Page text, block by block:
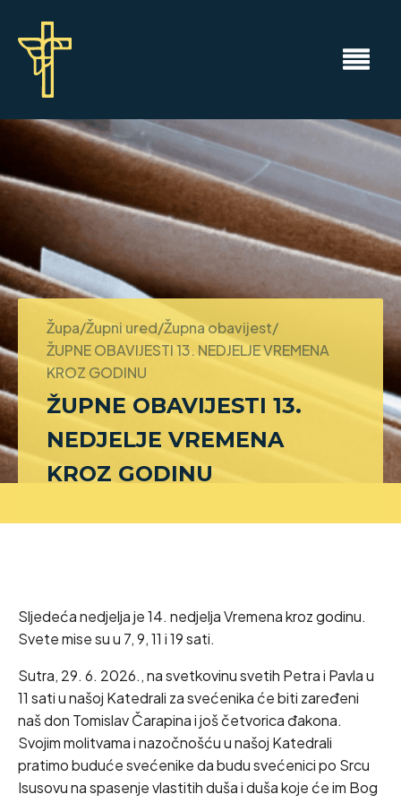
Župa/Župni ured/Župna obavijest/
ŽUPNE OBAVIJESTI 13. NEDJELJE VREMENA
KROZ GODINU
ŽUPNE OBAVIJESTI 13.
NEDJELJE VREMENA
KROZ GODINU
Sljedeća nedjelja je 14. nedjelja Vremena kroz godinu.
Svete mise su u 7, 9, 11 i 19 sati.
Sutra, 29. 6. 2026., na svetkovinu svetih Petra i Pavla u
11 sati u našoj Katedrali za svećenika će biti zaređeni
naš don Tomislav Čarapina i još četvorica đakona.
Svojim molitvama i nazočnošću u našoj Katedrali
pratimo buduće svećenike da budu svećenici po Srcu
Isusovu na spasenje vlastitih duša i duša koje će im Bog